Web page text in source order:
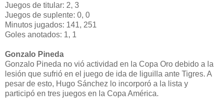
Juegos de titular: 2, 3
Juegos de suplente: 0, 0
Minutos jugados: 141, 251
Goles anotados: 1, 1
Gonzalo Pineda
Gonzalo Pineda no vió actividad en la Copa Oro debido a la
lesión que sufrió en el juego de ida de liguilla ante Tigres. A
pesar de esto, Hugo Sánchez lo incorporó a la lista y
participó en tres juegos en la Copa América.